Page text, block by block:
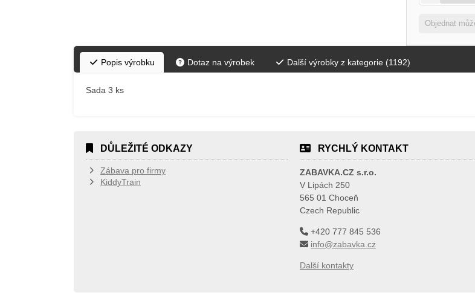
Objednat
Popis výrobku Dotaz na výrobek Další výrobky z kategorie (1192)
Sada 3 ks
DŮLEŽITÉ ODKAZY
Zábava pro firmy
KiddyTrain
RYCHLÝ KONTAKT
ZABAVKA.CZ s.r.o.
V Lipách 250
565 01 Choceň
Czech Republic
+420 777 845 536
info@zabavka.cz
Další kontakty